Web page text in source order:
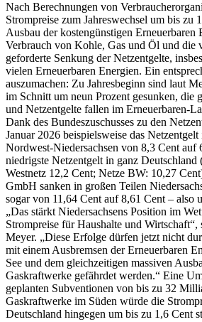
Nach Berechnungen von
Strompreise zum Jahreswechsel um bis zu
Ausbau der kostengünstigen Erneuerbaren
Verbrauch von Kohle, Gas und Öl und die
geforderte Senkung der Netzentgelte,
vielen Erneuerbaren Energien. Ein
auszumachen: Zu Jahresbeginn sind laut
im Schnitt um neun Prozent gesunken, die
und Netzentgelte fallen im Erneuerbaren-
Dank des Bundeszuschusses zu den
Januar 2026 beispielsweise das
Nordwest-Niedersachsen von 8,3 Cent auf
niedrigste Netzentgelt in ganz Deutschland
Westnetz 12,2 Cent; Netze BW: 10,27
GmbH sanken in großen Teilen
sogar von 11,64 Cent auf 8,61 Cent – also
„Das stärkt Niedersachsens Position im
Strompreise für Haushalte und Wirtschaft“,
Meyer. „Diese Erfolge dürfen jetzt nicht
mit einem Ausbremsen der Erneuerbaren
See und dem gleichzeitigen massiven
Gaskraftwerke gefährdet werden.“ Eine
geplanten Subventionen von bis zu 32
Gaskraftwerke im Süden würde die
Deutschland hingegen um bis zu 1,6 Cent